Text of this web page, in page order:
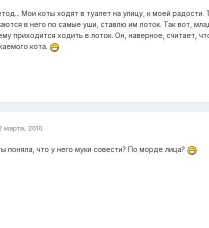
Мои коты ходят в туалет на улицу, к моей радости.
в него по самые уши, ставлю им лоток. Так вот,
приходится ходить в лоток. Он, наверное, считает,
кота.
марта, 2010
ты поняла, что у него муки совести? По морде лица?